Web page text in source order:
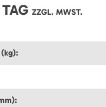
ZZGL. MWST.